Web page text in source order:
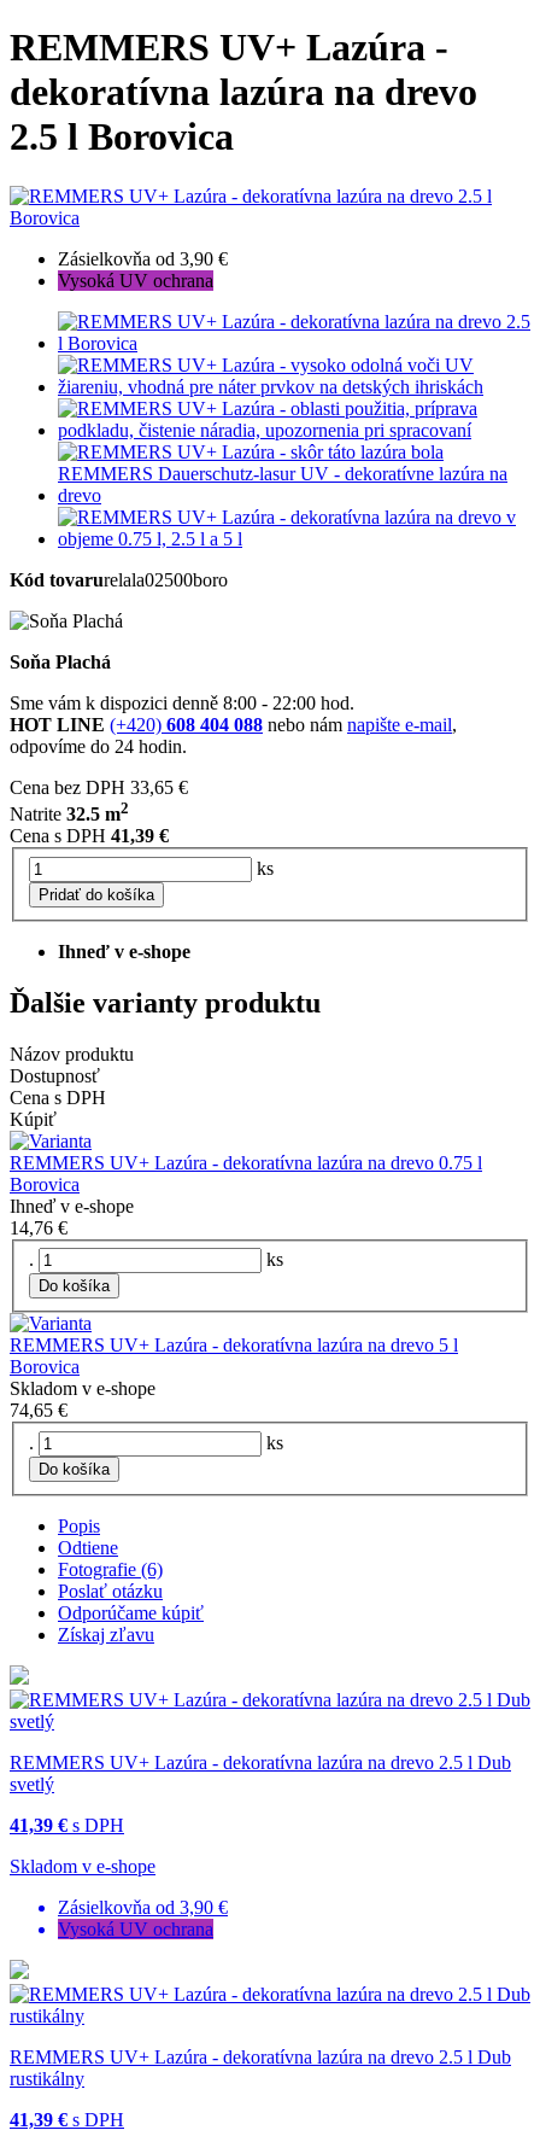
REMMERS UV+ Lazúra -
dekoratívna lazúra na drevo
2.5 l Borovica
Zásielkovňa od 3,90 €
Vysoká UV ochrana
Kód tovarurelala02500boro
Soňa Plachá
Sme vám k dispozici denně 8:00 - 22:00 hod.
HOT LINE (+420) 608 404 088 nebo nám napište e-mail,
odpovíme do 24 hodin.
Cena bez DPH 33,65 €
Natrite 32.5 m2
Cena s DPH 41,39 €
ks
Pridať do košíka
Ihneď v e-shope
Ďalšie varianty produktu
Názov produktu
Dostupnosť
Cena s DPH
Kúpiť
REMMERS UV+ Lazúra - dekoratívna lazúra na drevo 0.75 l
Borovica
Ihneď v e-shope
14,76 €
.
ks
Do košíka
REMMERS UV+ Lazúra - dekoratívna lazúra na drevo 5 l
Borovica
Skladom v e-shope
74,65 €
.
ks
Do košíka
Popis
Odtiene
Fotografie (6)
Poslať otázku
Odporúčame kúpiť
Získaj zľavu
REMMERS UV+ Lazúra - dekoratívna lazúra na drevo 2.5 l Dub
svetlý
41,39 € s DPH
Skladom v e-shope
Zásielkovňa od 3,90 €
Vysoká UV ochrana
REMMERS UV+ Lazúra - dekoratívna lazúra na drevo 2.5 l Dub
rustikálny
41,39 € s DPH